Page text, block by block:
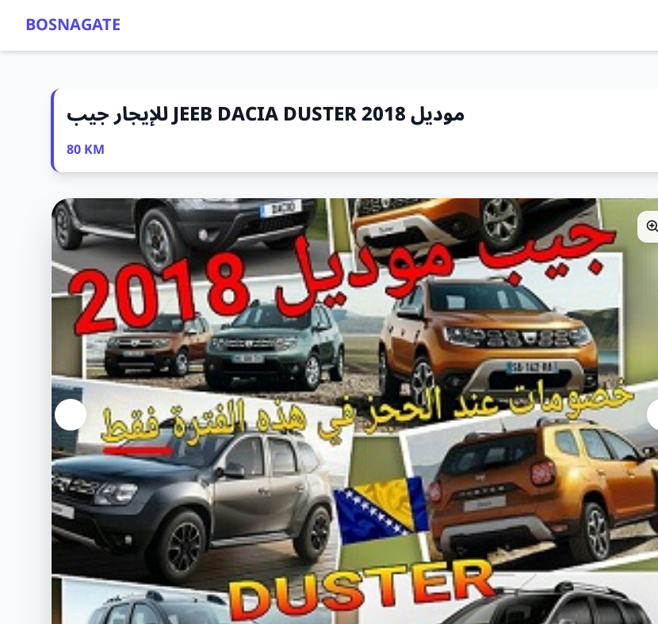
BOSNAGATE
للإيجار جيب ‎JEEB DACIA DUSTER موديل 2018
80 KM